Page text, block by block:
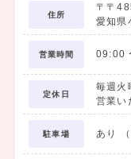
※成人式レンタル振袖
住所
〒〒
愛知県
営業時間 09:00
定休日
毎週火
営業い
駐車場 あり